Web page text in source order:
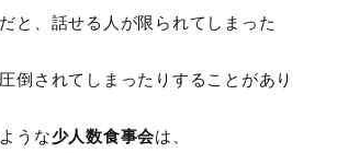
と、話せる人が限られてしまった
倒されてしまったりすることがあり
うな少人数食事会は、